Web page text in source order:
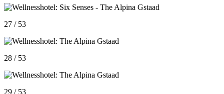
27 / 53
28 / 53
29 / 53